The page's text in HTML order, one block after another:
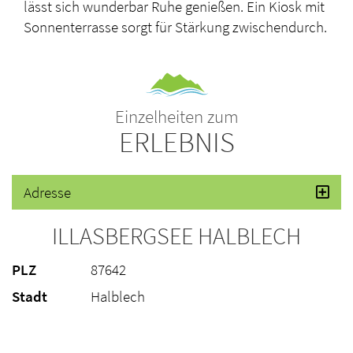
lässt sich wunderbar Ruhe genießen. Ein Kiosk mit
Sonnenterrasse sorgt für Stärkung zwischendurch.
Einzelheiten zum
ERLEBNIS
Adresse
ILLASBERGSEE HALBLECH
PLZ
87642
Stadt
Halblech